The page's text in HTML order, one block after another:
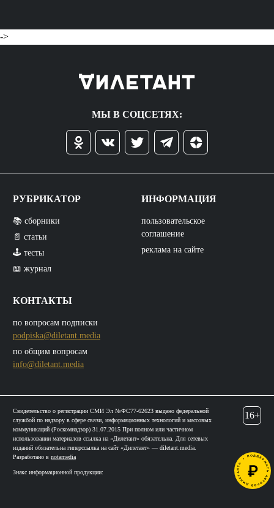
->
МЫ В СОЦСЕТЯХ:
РУБРИКАТОР
📚 сборники
📄 статьи
🕹️ тесты
📖 журнал
КОНТАКТЫ
по вопросам подписки
podpiska@diletant.media
по общим вопросам
info@diletant.media
ИНФОРМАЦИЯ
пользовательское
соглашение
реклама на сайте
Свидетельство о регистрации СМИ Эл №ФС77-62623 выдано федеральной
службой по надзору в сфере связи, информационных технологий и массовых
коммуникаций (Роскомнадзор) 31.07.2015 При полном или частичном
использовании материалов ссылка на «Дилетант» обязательна. Для сетевых
изданий обязательна гиперссылка на сайт «Дилетант» — diletant.media.
Разработано в notamedia
Знакс информационной продукции:
16+